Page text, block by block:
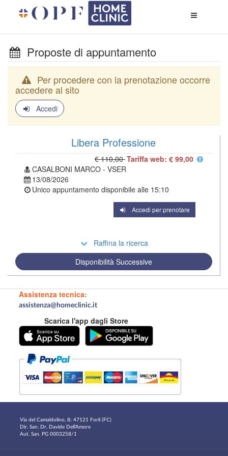
di
Proposte di appuntamento
Per procedere con la prenotazione occorre
accedere al sito
Accedi
Libera Professione
€ 110,00Tariffa web: € 99,00
CASALBONI MARCO - VSER
13/08/2026
Unico appuntamento disponibile alle 15:10
Accedi per prenotare
Raffina la ricerca
Disponibilità Successive
Assistenza tecnica:
assistenza@homeclinic.it
Scarica l'app dagli Store
Via del Camaldolino, 8; 47121 Forlì (FC)
Dir. San. Dr. Davide Dell'Amore
Aut. San. PG 0003258/1